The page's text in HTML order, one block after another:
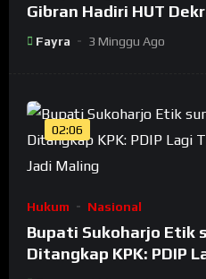
Gibran Hadiri HUT
Fayra 3 Minggu Ago
02:06
Hukum Nasional
Bupati Sukoharjo Etik
Ditangkap KPK: PDIP
Banyak Jadi Maling